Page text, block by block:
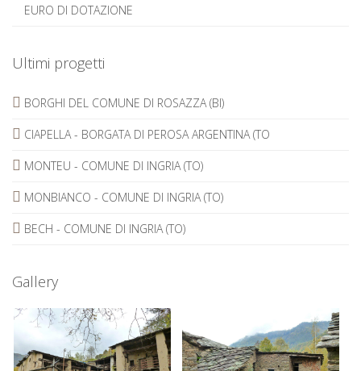
EURO DI DOTAZIONE
Ultimi progetti
BORGHI DEL COMUNE DI ROSAZZA (BI)
CIAPELLA - BORGATA DI PEROSA ARGENTINA (TO
MONTEU - COMUNE DI INGRIA (TO)
MONBIANCO - COMUNE DI INGRIA (TO)
BECH - COMUNE DI INGRIA (TO)
Gallery